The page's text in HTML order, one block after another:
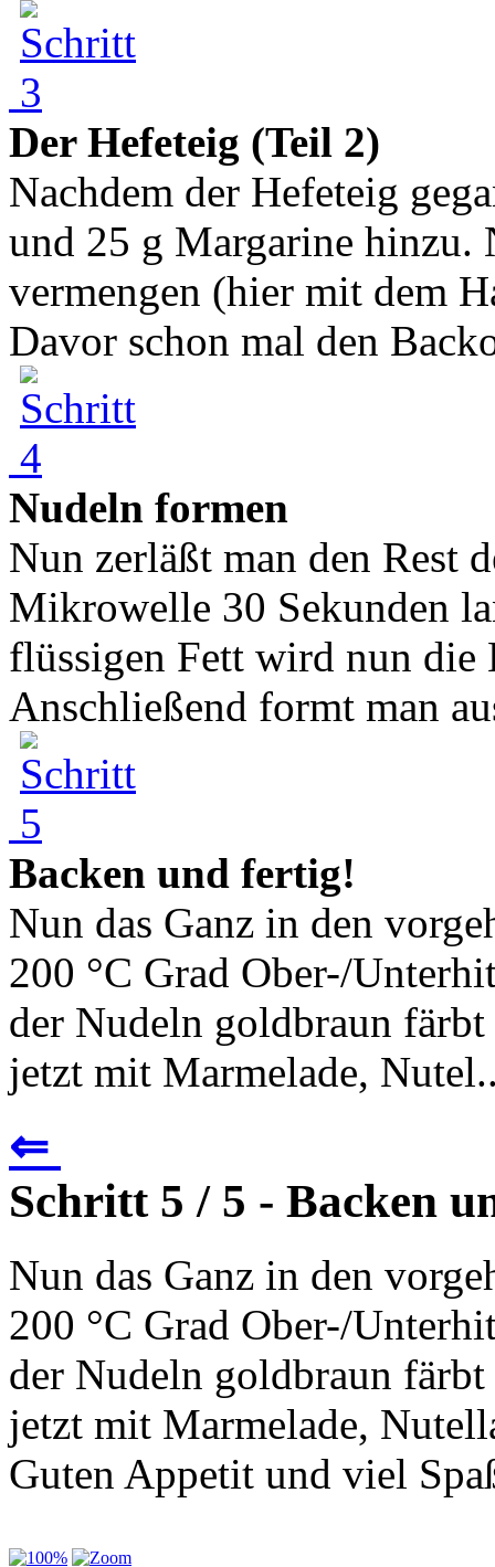
Der Hefeteig (Teil 2)
Nachdem der Hefeteig
und 25 g Margarine hinzu.
vermengen (hier mit dem
Davor schon mal den
Nudeln formen
Nun zerläßt man den Rest
Mikrowelle 30 Sekunden
flüssigen Fett wird nun
Anschließend formt man
Backen und fertig!
Nun das Ganz in den
200 °C Grad Ober-/
der Nudeln goldbraun
jetzt mit Marmelade,
⇐
Schritt 5 / 5 - Backen
Nun das Ganz in den
200 °C Grad Ober-/
der Nudeln goldbraun
jetzt mit Marmelade,
Guten Appetit und viel